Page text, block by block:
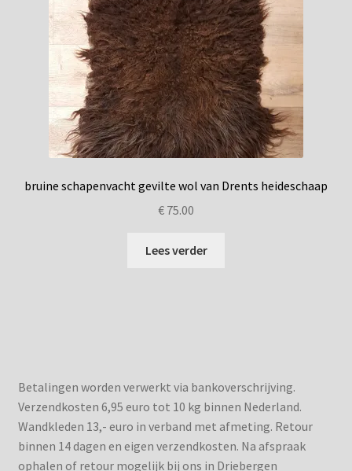
bruine schapenvacht gevilte wol van Drents heideschaap
€ 75.00
Lees verder
Betalingen worden verwerkt via bankoverschrijving.
Verzendkosten 6,95 euro tot 10 kg binnen Nederland.
Wandkleden 13,- euro in verband met afmeting. Retour
binnen 14 dagen en eigen verzendkosten. Na afspraak
ophalen of retour mogelijk bij ons in Driebergen